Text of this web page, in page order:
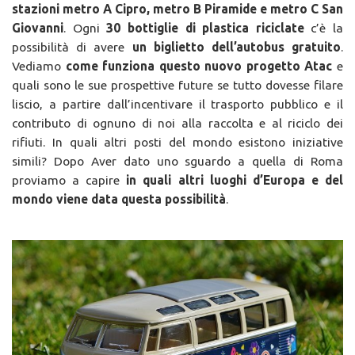
stazioni metro A Cipro, metro B Piramide e metro C San
Giovanni. Ogni30 bottiglie di plastica riciclatec’è la
possibilità di avere un biglietto dell’autobus gratuito.
Vediamo come funziona questo nuovo progetto Atac e
quali sono le sue prospettive future se tutto dovesse filare
liscio, a partire dall’incentivare il trasporto pubblico e il
contributo di ognuno di noi alla raccolta e al riciclo dei
rifiuti. In quali altri posti del mondo esistono iniziative
simili? Dopo Aver dato uno sguardo a quella di Roma
proviamo a capire in quali altri luoghi d’Europa e del
mondo viene data questa possibilità.